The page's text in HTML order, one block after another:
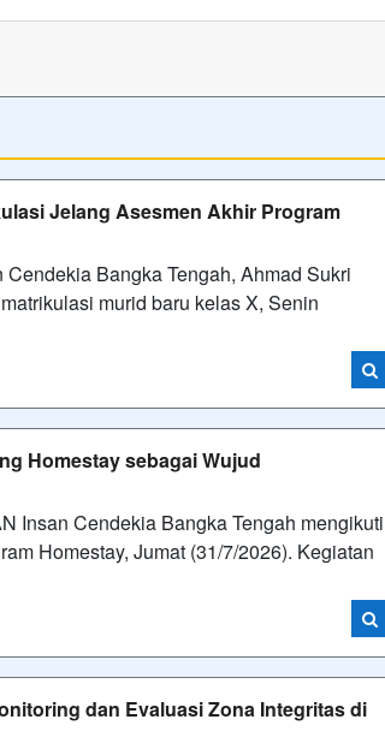
Jelang Asesmen Akhir Program
Bangka Tengah, Ahmad Sukri
murid baru kelas X, Senin
Homestay sebagai Wujud
Insan Cendekia Bangka Tengah mengikuti
Homestay, Jumat (31/7/2026). Kegiatan
dan Evaluasi Zona Integritas di